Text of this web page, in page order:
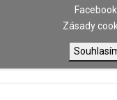
Facebook
Zásady